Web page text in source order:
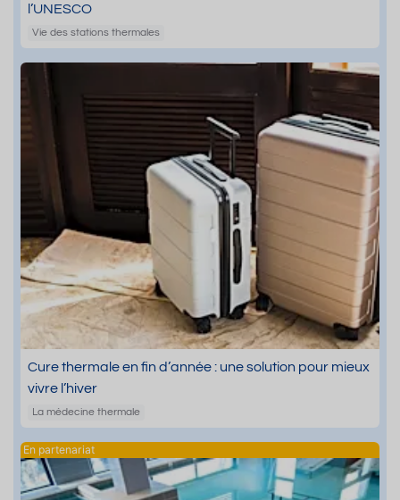
l’UNESCO
Vie des stations thermales
Cure thermale en fin d’année : une solution pour mieux
vivre l’hiver
La médecine thermale